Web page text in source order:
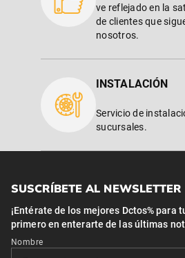
ve reflejado en la
de clientes que
nosotros.
INSTALACIÓN
Servicio de
sucursales.
SUSCRÍBETE AL NEWSLETTER
¡Entérate de los mejores Dctos% para
primero en enterarte de las últimas
Nombre